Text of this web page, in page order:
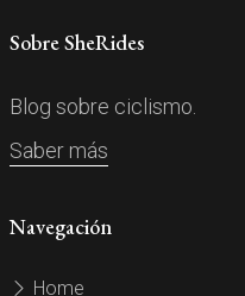
Sobre SheRides
Blog sobre ciclismo.
Saber más
Navegación
Home